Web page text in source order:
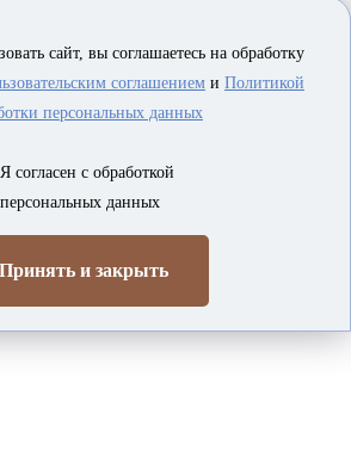
сайт, вы соглашаетесь на обработку
соглашением и Политикой
персональных данных
Я согласен с обработкой
персональных данных
Принять и закрыть